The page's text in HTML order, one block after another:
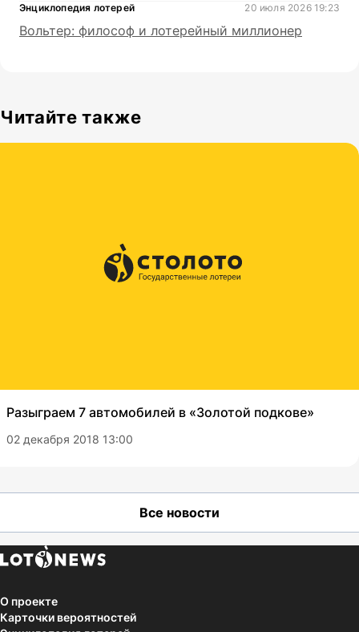
Энциклопедия лотерей 20 июля 2026 19:23
Вольтер: философ и лотерейный миллионер
Читайте также
Разыграем 7 автомобилей в «Золотой подкове»
02 декабря 2018 13:00
Все новости
О проекте
Карточки вероятностей